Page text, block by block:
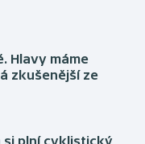
Hlavy máme
zkušenější ze
si plní cyklistický